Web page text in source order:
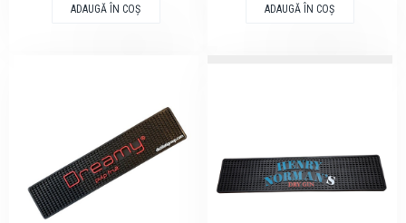
ADAUGĂ ÎN COŞ ADAUGĂ ÎN COŞ